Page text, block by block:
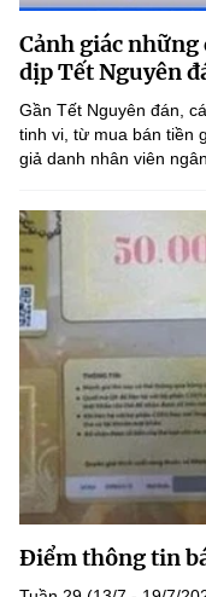
Cảnh giác
dịp Tết Nguyên
Gần Tết Nguyên đán,
tinh vi, từ mua bán tiền
giả danh nhân viên
Điểm thông tin